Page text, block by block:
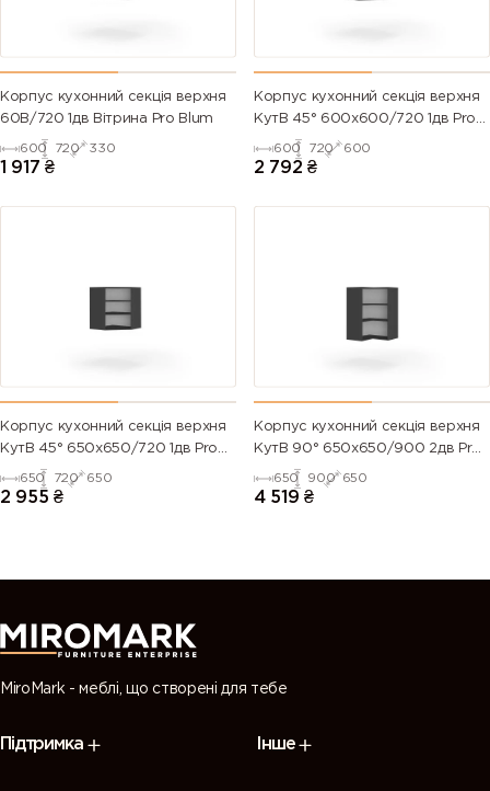
Корпус кухонний секцiя верхня
60В/720 1дв Вітрина Pro Blum
600 720 330
1 917 ₴
Корпус кухонний секцiя верхня
КутВ 45° 600х600/720 1дв Pro
600 720 600
2 792 ₴
Корпус кухонний секцiя верхня
КутВ 45° 650х650/720 1дв Pro
650 720 650
2 955 ₴
Корпус кухонний секцiя верхня
КутВ 90° 650х650/900 2дв Pro
650 900 650
4 519 ₴
MiroMark - меблі, що створені для тебе
Підтримка Інше